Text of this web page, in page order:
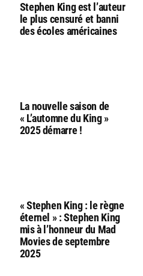
Stephen King est l’auteur
le plus censuré et banni
des écoles américaines
La nouvelle saison de
« L’automne du King »
2025 démarre !
« Stephen King : le règne
éternel » : Stephen King
mis à l’honneur du Mad
Movies de septembre
2025